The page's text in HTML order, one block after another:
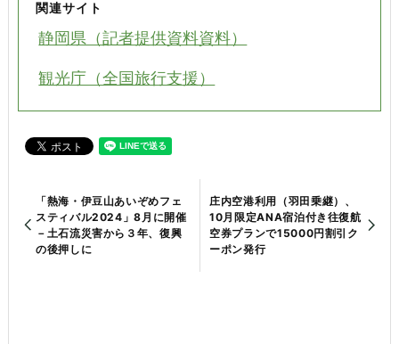
関連サイト
静岡県（記者提供資料資料）
観光庁（全国旅行支援）
「熱海・伊豆山あいぞめフェ
スティバル2024」8月に開催
－土石流災害から３年、復興
の後押しに
庄内空港利用（羽田乗継）、
10月限定ANA宿泊付き往復航
空券プランで15000円割引ク
ーポン発行